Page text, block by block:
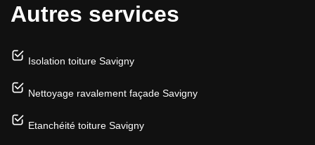
Autres services
Isolation toiture Savigny
Nettoyage ravalement façade Savigny
Etanchéité toiture Savigny